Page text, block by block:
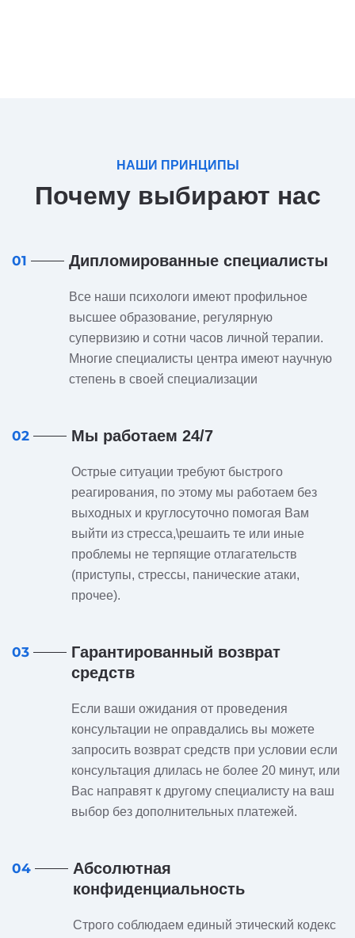
НАШИ ПРИНЦИПЫ
Почему выбирают нас
01 Дипломированные специалисты
Все наши психологи имеют профильное
высшее образование, регулярную
супервизию и сотни часов личной терапии.
Многие специалисты центра имеют научную
степень в своей специализации
02 Мы работаем 24/7
Острые ситуации требуют быстрого
реагирования, по этому мы работаем без
выходных и круглосуточно помогая Вам
выйти из стресса,\решаить те или иные
проблемы не терпящие отлагательств
(приступы, стрессы, панические атаки,
прочее).
03
Гарантированный возврат
средств
Если ваши ожидания от проведения
консультации не оправдались вы можете
запросить возврат средств при условии если
консультация длилась не более 20 минут, или
Вас направят к другому специалисту на ваш
выбор без дополнительных платежей.
04
Абсолютная
конфиденциальность
Строго соблюдаем единый этический кодекс